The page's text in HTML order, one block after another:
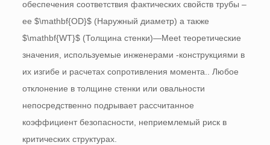
обеспечения соответствия фактических свойств трубы –
ее $\mathbf{OD}$(Наружный диаметр) а также
$\mathbf{WT}$(Толщина стенки)—Meet теоретические
значения, используемые инженерами -конструкциями в
их изгибе и расчетах сопротивления момента.. Любое
отклонение в толщине стенки или овальности
непосредственно подрывает рассчитанное
коэффициент безопасности, неприемлемый риск в
критических структурах.